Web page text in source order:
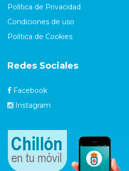
Política de Privacidad
Condiciones de uso
Política de Cookies
Redes Sociales
Facebook
Instagram